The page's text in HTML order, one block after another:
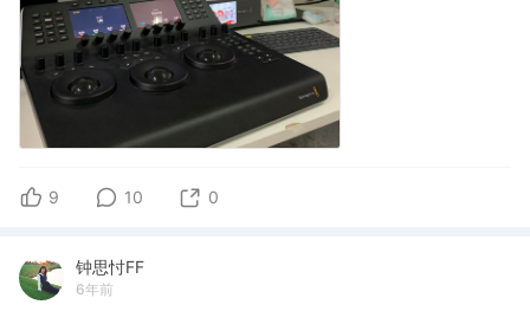
9 10 0
钟思忖FF
6年前